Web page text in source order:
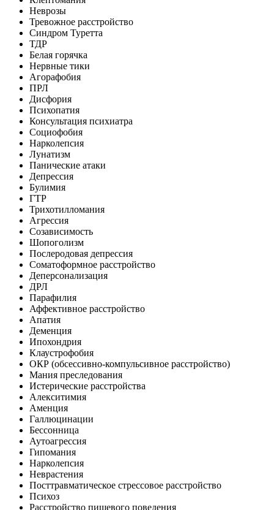
Неврозы
Тревожное расстройство
Синдром Туретта
ТДР
Белая горячка
Нервные тики
Агорафобия
ПРЛ
Дисфория
Психопатия
Консультация психиатра
Социофобия
Нарколепсия
Лунатизм
Панические атаки
Депрессия
Булимия
ГТР
Трихотилломания
Агрессия
Созависимость
Шопоголизм
Послеродовая депрессия
Соматоформное расстройство
Деперсонализация
ДРЛ
Парафилия
Аффективное расстройство
Апатия
Деменция
Ипохондрия
Клаустрофобия
ОКР (обсессивно-компульсивное расстройство)
Мания преследования
Истерические расстройства
Алекситимия
Аменция
Галлюцинации
Бессонница
Аутоагрессия
Гипомания
Нарколепсия
Неврастения
Посттравматическое стрессовое расстройство
Психоз
Расстройство пищевого поведения